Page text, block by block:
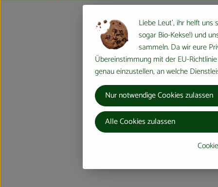
Liebe Leut', ihr helft uns
sogar Bio-Kekse!) und
sammeln. Da wir eure
Übereinstimmung mit der EU-
genau einzustellen, an welche
Nur notwendige Cookies zulassen
Alle Cookies zulassen